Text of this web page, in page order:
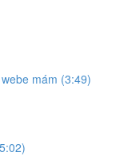
mám (3:49)